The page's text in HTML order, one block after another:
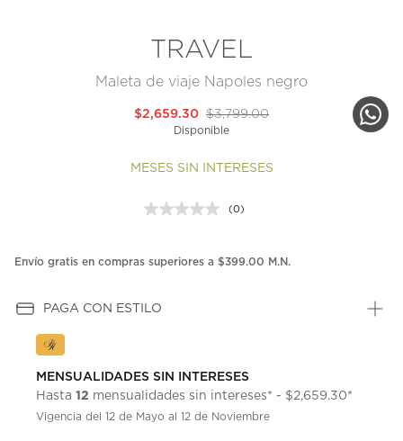
TRAVEL
Maleta de viaje Napoles negro
$3,799.00
$2,659.30
Disponible
MESES SIN INTERESES
Sin
en
(0)
Envío gratis en compras superiores a $399.00 M.N.
PAGA CON ESTILO
MENSUALIDADES SIN INTERESES
Hasta 12 mensualidades sin intereses* - $2,659.30*
Vigencia del 12 de Mayo al 12 de Noviembre